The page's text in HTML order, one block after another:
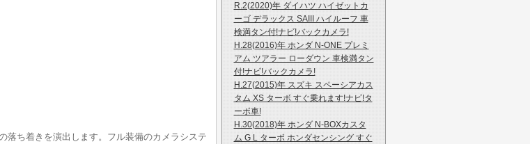
R.2(2020)年 ダイハツ ハイゼットカ
ーゴ デラックス SAIII ハイルーフ 車
検満タン付!ナビ!バックカメラ!
H.28(2016)年 ホンダ N-ONE プレミ
アム ツアラー ローダウン 車検満タン
付!ナビ!バックカメラ!
H.27(2015)年 スズキ スペーシアカス
タム XS ターボ すぐ乗れます!ナビ!タ
ーボ車!
H.30(2018)年 ホンダ N-BOXカスタ
ム G L ターボ ホンダセンシング すぐ
落ち着きを演出します。フル装備のカメラシステ